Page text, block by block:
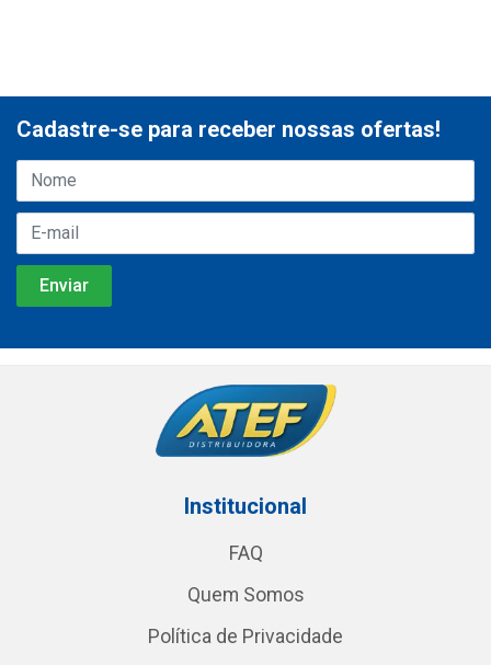
Cadastre-se para receber nossas ofertas!
Institucional
FAQ
Quem Somos
Política de Privacidade